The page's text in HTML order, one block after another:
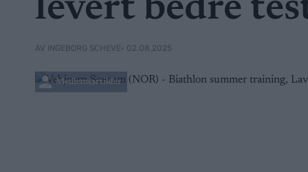
levert bedre
AV INGEBORG SCHEVE• 02.08.2025
Medlemsartikler